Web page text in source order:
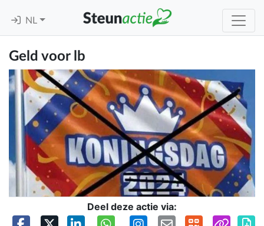
NL
Geld voor lb
Deel deze actie via: